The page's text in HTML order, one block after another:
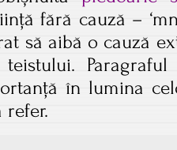
fără cauză –
să aibă o cauză
în lumina
refer.